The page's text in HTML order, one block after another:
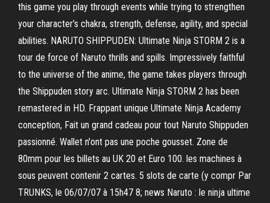
this game you play through events while trying to strengthen
your character’s chakra, strength, defense, agility, and special
abilities. NARUTO SHIPPUDEN: Ultimate Ninja STORM 2 is a
tour de force of Naruto thrills and spills. Impressively faithful
to the universe of the anime, the game takes players through
the Shippuden story arc. Ultimate Ninja STORM 2 has been
remastered in HD. Frappant unique Ultimate Ninja Academy
conception, Fait un grand cadeau pour tout Naruto Shippuden
passionné. Wallet n'ont pas une poche gousset. Zone de
80mm pour les billets au UK 20 et Euro 100. les machines à
sous peuvent contenir 2 cartes. 5 slots de carte (y compr Par
TRUNKS, le 06/07/07 à 15h47 8; news Naruto : le ninja ultime